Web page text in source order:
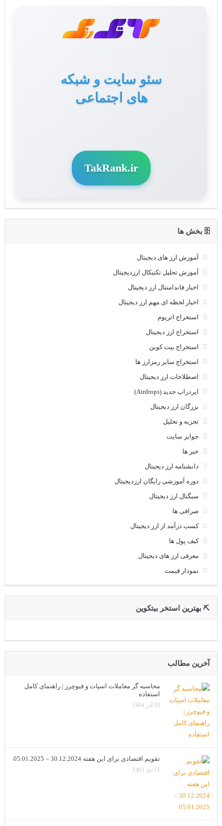
سئو سایت و شبکه
های اجتماعی
TakRank.ir
🗄 بخش ها
آموزش ارز های دیجیتال
آموزش تحلیل تکنیکال ارزدیجیتال
اخبار فاندامنتال ارز دیجیتال
اخبار لحظه ای مهم ارز دیجیتال
استخراج اتریوم
استخراج ارز دیجیتال
استخراج بیت کوین
استخراج سایر رمزارز ها
اصطلاحات ارز دیجیتال
ایردراپ جدید (Airdrops)
بزرگان ارز دیجیتال
تجزیه و تحلیل
جوایز سایت
خبر ها
دانشنامه ارز دیجیتال
دوره آموزشی رایگان ارزدیجیتال
سیگنال ارز دیجیتال
صرافی ها
کسب درآمد از ارز دیجیتال
کیف پول ها
معرفی ارز های دیجیتال
نمودار قیمت
⛏ بهترین استخر بیتکوین
آخرین مطالب
محاسبه گر معاملات اسپات و فیوچرز | راهنمای کامل
استفاده
18 آذر 1404
تقویم اقتصادی برای این هفته 30.12.2024 – 05.01.2025
11 دی 1403